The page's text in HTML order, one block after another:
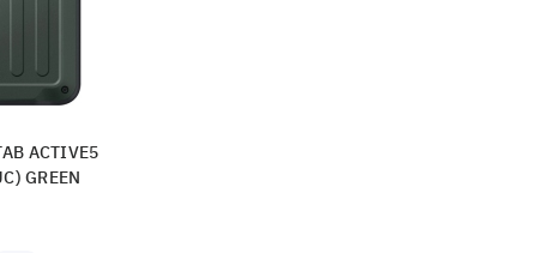
ACTIVE5
GREEN